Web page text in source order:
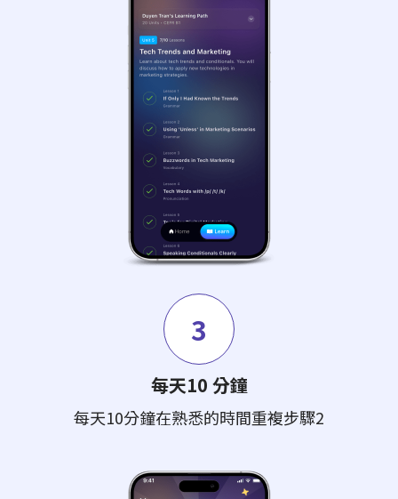
3
每天10 分鐘
每天10分鐘在熟悉的時間重複步驟2